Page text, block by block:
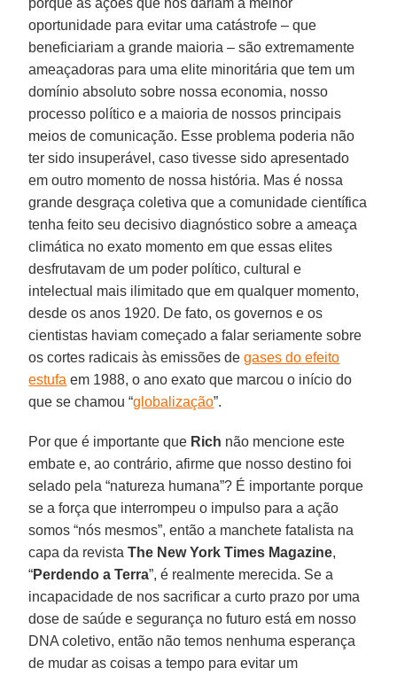
oportunidade para evitar uma catástrofe – que
beneficiariam a grande maioria – são extremamente
ameaçadoras para uma elite minoritária que tem um
domínio absoluto sobre nossa economia, nosso
processo político e a maioria de nossos principais
meios de comunicação. Esse problema poderia não
ter sido insuperável, caso tivesse sido apresentado
em outro momento de nossa história. Mas é nossa
grande desgraça coletiva que a comunidade científica
tenha feito seu decisivo diagnóstico sobre a ameaça
climática no exato momento em que essas elites
desfrutavam de um poder político, cultural e
intelectual mais ilimitado que em qualquer momento,
desde os anos 1920. De fato, os governos e os
cientistas haviam começado a falar seriamente sobre
os cortes radicais às emissões degases do efeito
estufa em 1988, o ano exato que marcou o início do
que se chamou “globalização”.
Por que é importante que Rich não mencione este
embate e, ao contrário, afirme que nosso destino foi
selado pela “natureza humana”? É importante porque
se a força que interrompeu o impulso para a ação
somos “nós mesmos”, então a manchete fatalista na
capa da revistaThe New York Times Magazine,
“Perdendo a Terra”, é realmente merecida. Se a
incapacidade de nos sacrificar a curto prazo por uma
dose de saúde e segurança no futuro está em nosso
DNA coletivo, então não temos nenhuma esperança
de mudar as coisas a tempo para evitar um